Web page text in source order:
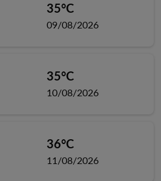
35°C
09/08/2026
35°C
10/08/2026
36°C
11/08/2026